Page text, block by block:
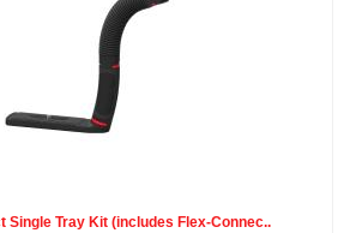
Single Tray Kit (includes Flex-Connec..